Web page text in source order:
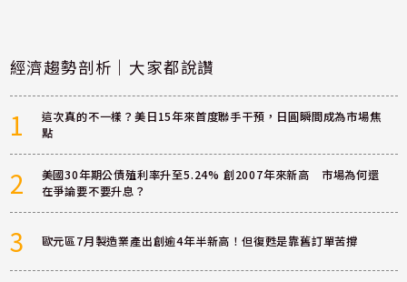
經濟趨勢剖析｜大家都說讚
1
這次真的不一樣？美日15年來首度聯手干預，日圓瞬間成為市場焦
點
2
美國30年期公債殖利率升至5.24% 創2007年來新高 市場為何還
在爭論要不要升息？
3 歐元區7月製造業產出創逾4年半新高！但復甦是靠舊訂單苦撐